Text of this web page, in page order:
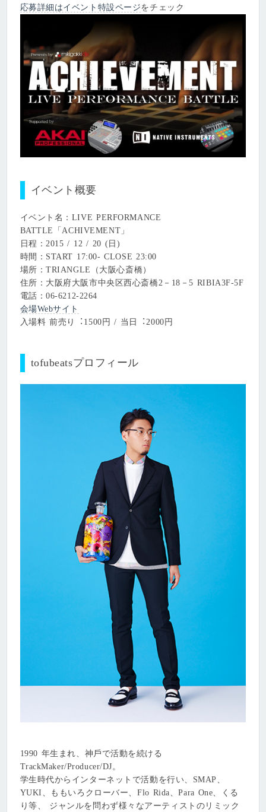
応募詳細はイベント特設ページをチェック
イベント概要
イベント名：LIVE PERFORMANCE
BATTLE「ACHIVEMENT」
日程：2015 / 12 / 20 (日)
時間：START 17:00- CLOSE 23:00
場所：TRIANGLE（大阪心斎橋）
住所：大阪府大阪市中央区⻄心斎橋2－18－5 RIBIA3F-5F
電話：06-6212-2264
会場Webサイト
⼊場料 前売り︓1500円 / 当日︓2000円
tofubeatsプロフィール
1990 年⽣まれ、神⼾で活動を続ける
TrackMaker/Producer/DJ。
学⽣時代からインターネットで活動を⾏い、SMAP、
YUKI、ももいろクローバー、Flo Rida、Para One、くる
り等、 ジャンルを問わず様々なアーティストのリミック